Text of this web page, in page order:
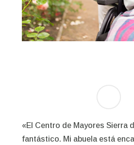
«El Centro de Mayores Sierra
fantástico. Mi abuela está